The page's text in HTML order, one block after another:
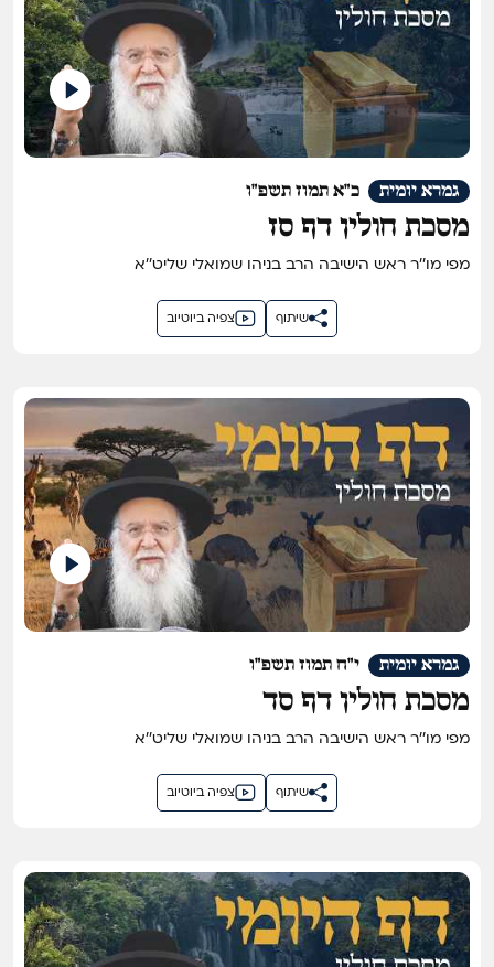
כ"א תמוז תשפ"ו גמרא יומית
מסכת חולין דף סז
מפי מו''ר ראש הישיבה הרב בניהו שמואלי שליט''א
צפיה ביוטיוב שיתוף
י"ח תמוז תשפ"ו גמרא יומית
מסכת חולין דף סד
מפי מו''ר ראש הישיבה הרב בניהו שמואלי שליט''א
צפיה ביוטיוב שיתוף